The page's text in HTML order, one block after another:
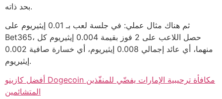
بحد ذاته.
ثم هناك مثال عملي: في جلسة لعب بـ 0.01 إيثيريوم على
Bet365، حصل اللاعب على 2 فوز بقيمة 0.004 إيثيريوم كل
منهما، أي عائد إجمالي 0.008 إيثيريوم، أي خسارة صافية 0.002
إيثيريوم.
أفضل كازينو Dogecoin مكافأة ترحيبية الإمارات يفضّي للمنفّذين
المتشائمين